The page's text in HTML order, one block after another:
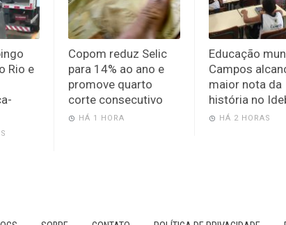
Rio e
Copom reduz Selic
para 14% ao ano e
promove quarto
corte consecutivo
HÁ 1 HORA
Educação
Campos
maior nota da
história no
HÁ 2 HORAS